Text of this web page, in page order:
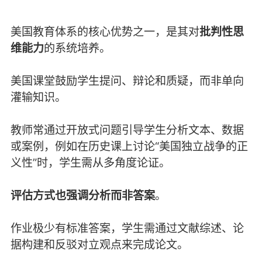
美国教育体系的核心优势之一，是其对批判性思
维能力的系统培养。
美国课堂鼓励学生提问、辩论和质疑，而非单向
灌输知识。
教师常通过开放式问题引导学生分析文本、数据
或案例，例如在历史课上讨论“美国独立战争的正
义性”时，学生需从多角度论证。
评估方式也强调分析而非答案。
作业极少有标准答案，学生需通过文献综述、论
据构建和反驳对立观点来完成论文。